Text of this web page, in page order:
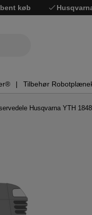
køb
Tilbehør
Husqvarna YTH